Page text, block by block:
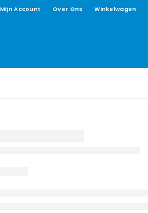
Mijn Account Over Ons Winkelwagen